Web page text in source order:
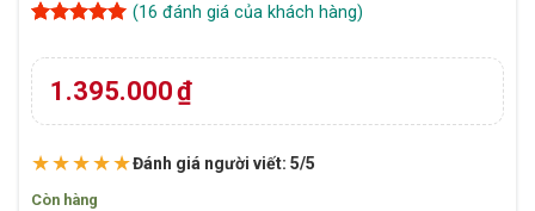
dựa trên
đánh giá
(16 đánh giá của khách hàng)
1.395.000₫
★★★★★Đánh giá người viết: 5/5
Còn hàng